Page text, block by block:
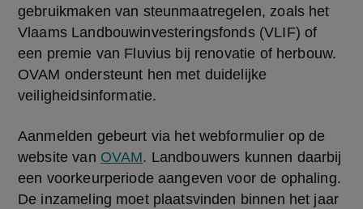
gebruikmaken van steunmaatregelen, zoals het
Vlaams Landbouwinvesteringsfonds (VLIF) of
een premie van Fluvius bij renovatie of herbouw.
OVAM ondersteunt hen met duidelijke
veiligheidsinformatie.
Aanmelden gebeurt via het webformulier op de
website van OVAM. Landbouwers kunnen daarbij
een voorkeurperiode aangeven voor de ophaling.
De inzameling moet plaatsvinden binnen het jaar